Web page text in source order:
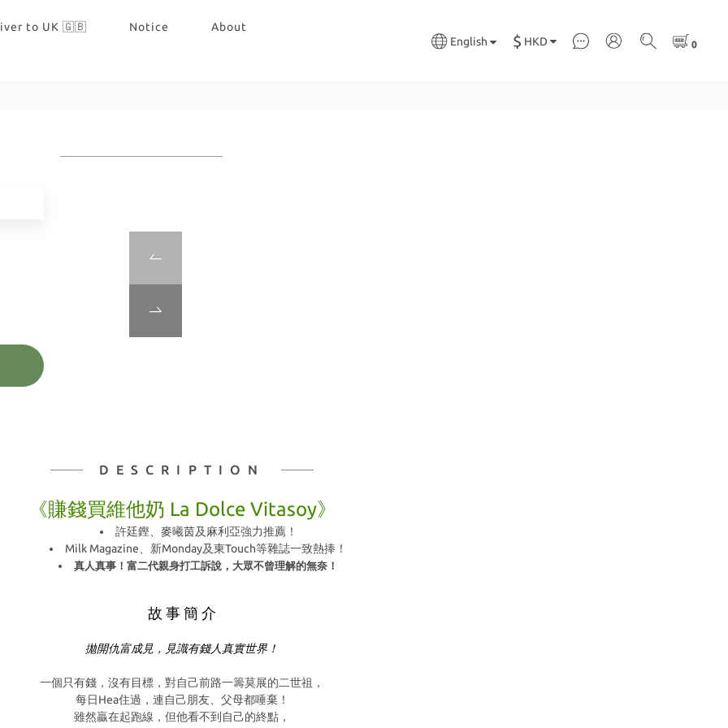
to UK 🇬🇧 Notice About
English $ HKD
DESCRIPTION
《賺錢買維他奶 La Dolce Vitasoy》
許廷鏗、麥曦茵及麻利亞強力推薦！
Milk Magazine 、新Monday及東Touch等雜誌一致熱捧！
真人真事！富二代親身打工訴說，大眾不曾理解的無奈！
故 事 簡 介
拋開仇富成見，見識有錢人真實世界！
一個只有錢，沒有目標，對自己前路一籌莫展的二世祖，
每日Hea住過，連自己朋友、父母都唾棄！
雖然贏在起跑線，但他看不到自己的終點，